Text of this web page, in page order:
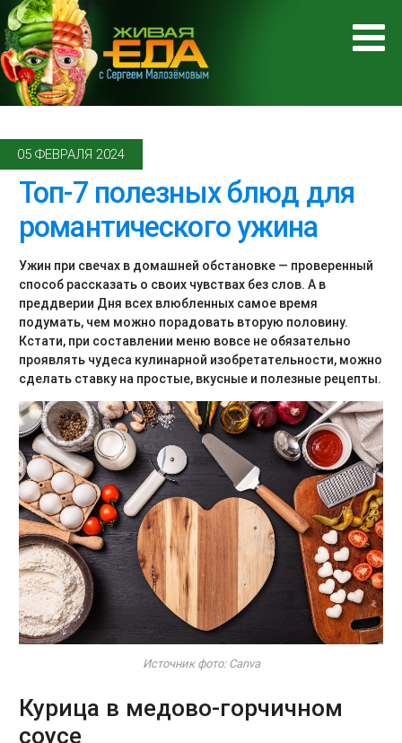
05 ФЕВРАЛЯ 2024
Топ-7 полезных блюд для
романтического ужина
Ужин при свечах в домашней обстановке — проверенный
способ рассказать о своих чувствах без слов. А в
преддверии Дня всех влюбленных самое время
подумать, чем можно порадовать вторую половину.
Кстати, при составлении меню вовсе не обязательно
проявлять чудеса кулинарной изобретательности, можно
сделать ставку на простые, вкусные и полезные рецепты.
Источник фото: Canva
Курица в медово-горчичном
соусе